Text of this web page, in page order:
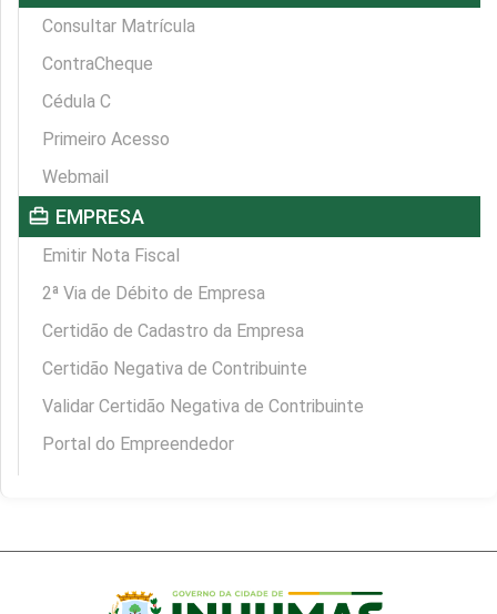
Consultar Matrícula
ContraCheque
Cédula C
Primeiro Acesso
Webmail
card_travel EMPRESA
Emitir Nota Fiscal
2ª Via de Débito de Empresa
Certidão de Cadastro da Empresa
Certidão Negativa de Contribuinte
Validar Certidão Negativa de Contribuinte
Portal do Empreendedor